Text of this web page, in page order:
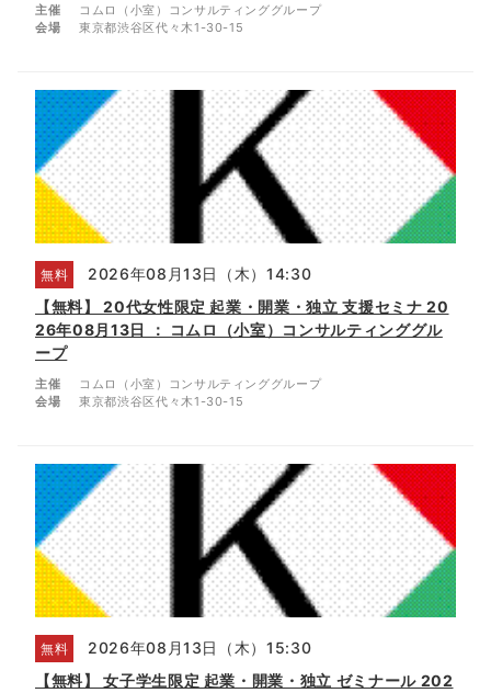
主催
コムロ（小室）コンサルティンググループ
会場
東京都渋谷区代々木1-30-15
無料
2026年08月13日（木）14:30
【無料】 20代女性限定 起業・開業・独立 支援セミナ 20
26年08月13日 ： コムロ（小室）コンサルティンググル
ープ
主催
コムロ（小室）コンサルティンググループ
会場
東京都渋谷区代々木1-30-15
無料
2026年08月13日（木）15:30
【無料】 女子学生限定 起業・開業・独立 ゼミナール 202